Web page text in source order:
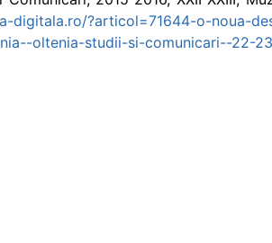
digitala.ro/?articol=71644-o-noua-
oltenia-studii-si-comunicari--22-